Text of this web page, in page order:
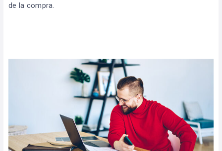
de la compra.